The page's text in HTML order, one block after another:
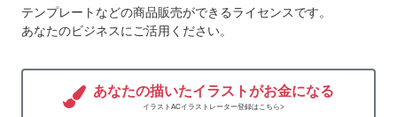
テンプレートなどの商品販売ができるライセンスです。
あなたのビジネスにご活用ください。
あなたの描いたイラストがお金になる
イラストACイラストレーター登録はこちら>